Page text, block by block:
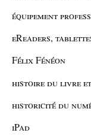
équipement
eReaders,
Félix Fénéon
histoire du livre
historicité du
iPad